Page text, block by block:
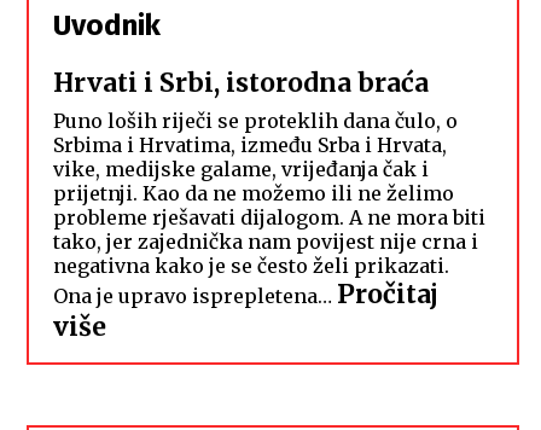
Uvodnik
Hrvati i Srbi, istorodna braća
Puno loših riječi se proteklih dana čulo, o
Srbima i Hrvatima, između Srba i Hrvata,
vike, medijske galame, vrijeđanja čak i
prijetnji. Kao da ne možemo ili ne želimo
probleme rješavati dijalogom. A ne mora biti
tako, jer zajednička nam povijest nije crna i
negativna kako je se često želi prikazati.
Ona je upravo isprepletena… Pročitaj
više:
Hrvati
Srbi,